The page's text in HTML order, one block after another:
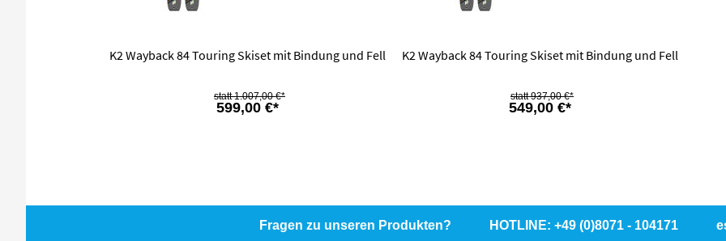
K2 Wayback 84 Touring Skiset mit Bindung und Fell
599,00 €*
1.007,00 €*
K2 Wayback 84 Touring Skiset mit Bindung und Fell
549,00 €*
937,00 €*
Fragen zu unseren Produkten? HOTLINE: +49 (0)8071 - 104171